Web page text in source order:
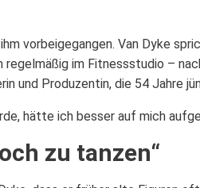
vorbeigegangen. Van Dyke
im Fitnessstudio –
und Produzentin, die 54 Jahre
hätte ich besser auf mich
zu tanzen“